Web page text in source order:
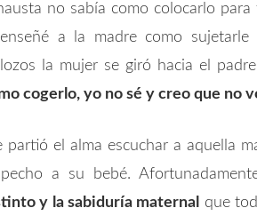
no sabía como colocarlo
a la madre como
la mujer se giró hacia el
cogerlo, yo no sé y creo que no
partió el alma escuchar a aquella
a su bebé.
y la sabiduría maternal
que